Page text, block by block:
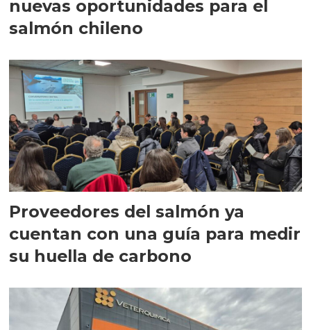
nuevas oportunidades para el
salmón chileno
Proveedores del salmón ya
cuentan con una guía para medir
su huella de carbono